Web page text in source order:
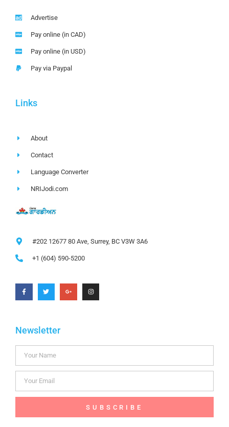
Advertise
Pay online (in CAD)
Pay online (in USD)
Pay via Paypal
Links
About
Contact
Language Converter
NRIJodi.com
#202 12677 80 Ave, Surrey, BC V3W 3A6
+1 (604) 590-5200
Newsletter
SUBSCRIBE